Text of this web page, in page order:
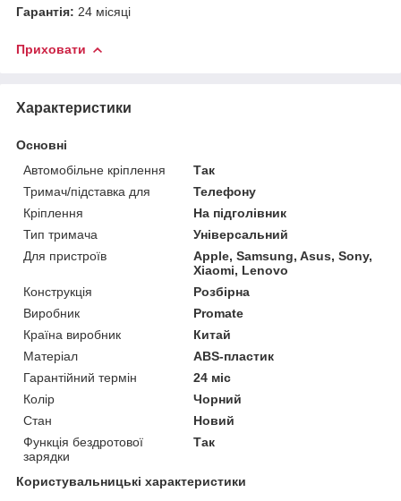
Гарантія: 24 місяці
Приховати
Характеристики
Основні
Автомобільне кріплення
Так
Тримач/підставка для
Телефону
Кріплення
На підголівник
Тип тримача
Універсальний
Для пристроїв
Apple, Samsung, Asus, Sony,
Xiaomi, Lenovo
Конструкція
Розбірна
Виробник
Promate
Країна виробник
Китай
Матеріал
ABS-пластик
Гарантійний термін
24 міс
Колір
Чорний
Стан
Новий
Функція бездротової
зарядки
Так
Користувальницькі характеристики